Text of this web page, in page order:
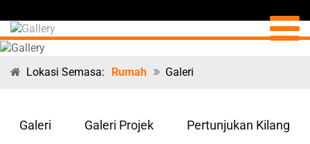
Lokasi Semasa: Rumah Galeri
Galeri Galeri Projek Pertunjukan Kilang